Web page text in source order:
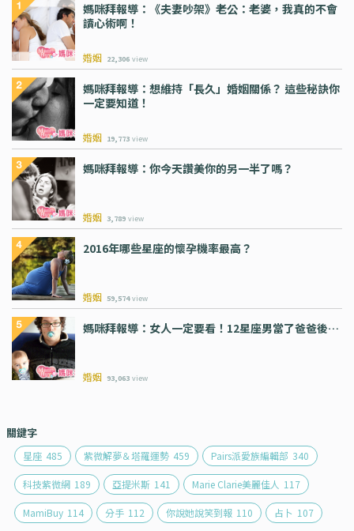
媽咪拜報導：《夫妻吵架》老公：老婆，我真的不會
讀心術啊！
婚姻 22,306 view
媽咪拜報導：想維持「長久」婚姻關係？ 這些秘訣你
一定要知道！
婚姻 19,773 view
媽咪拜報導：你今天讚美你的另一半了嗎？
婚姻 3,789 view
2016年哪些星座的懷孕機率最高？
婚姻 59,574 view
媽咪拜報導：女人一定要看！12星座男當了爸爸後…
婚姻 93,063 view
關鍵字
星座 485 紫微解夢＆塔羅運勢 459 Pairs派愛族編輯部 340
科技紫微網 189 亞提米斯 141 Marie Clarie美麗佳人 117
MamiBuy 114 分手 112 你說她說笑到報 110 占卜 107